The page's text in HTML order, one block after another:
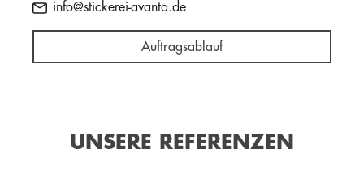
info@stickerei-avanta.de
Auftragsablauf
UNSERE REFERENZEN